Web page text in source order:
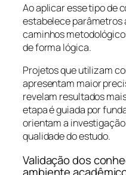
Ao aplicar esse tipo de
estabelece parâmetros
caminhos
de forma lógica.
Projetos que utilizam
apresentam maior
revelam resultados
etapa é guiada por
orientam a
qualidade do estudo.
Validação dos
ambiente